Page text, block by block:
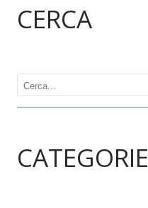
CERCA
CATEGORIE